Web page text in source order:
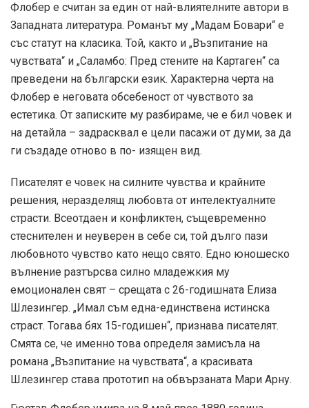
Флобер е считан за един от най-влиятелните автори в
Западната литература. Романът му „Мадам Бовари“ е
със статут на класика. Той, както и „Възпитание на
чувствата“ и „Саламбо: Пред стените на Картаген“ са
преведени на български език. Характерна черта на
Флобер е неговата обсебеност от чувството за
естетика. От записките му разбираме, че е бил човек и
на детайла – задрасквал е цели пасажи от думи, за да
ги създаде отново в по- изящен вид.
Писателят е човек на силните чувства и крайните
решения, неразделящ любовта от интелектуалните
страсти. Всеотдаен и конфликтен, същевременно
стеснителен и неуверен в себе си, той дълго пази
любовното чувство като нещо свято. Едно юношеско
вълнение разтърсва силно младежкия му
емоционален свят – срещата с 26-годишната Елиза
Шлезингер. „Имал съм една-единствена истинска
страст. Тогава бях 15-годишен“, признава писателят.
Смята се, че именно това определя замисъла на
романа „Възпитание на чувствата“, а красивата
Шлезингер става прототип на обвързаната Мари Арну.